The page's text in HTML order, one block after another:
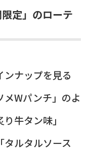
定」のローテ
ナップを見る
メWパンチ」のよ
牛タン味」
タルタルソース